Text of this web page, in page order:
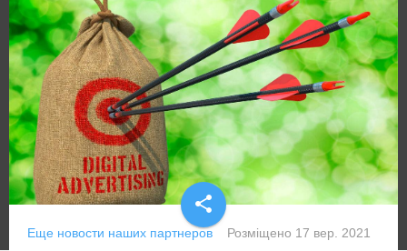
share
Еще новости наших партнеров Розміщено 17 вер. 2021